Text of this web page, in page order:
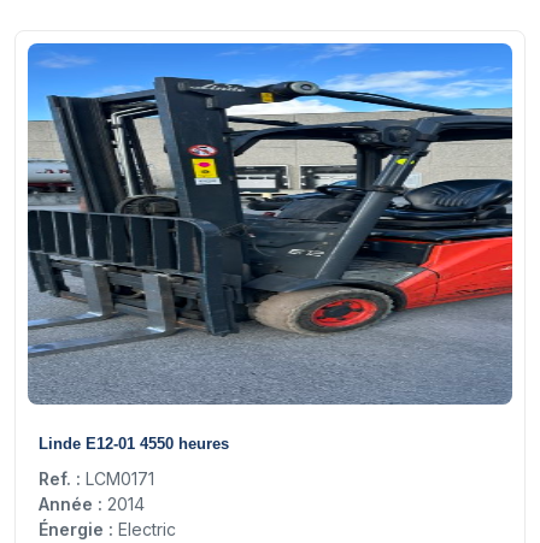
Linde E12-01 4550 heures
Ref. : LCM0171
Année : 2014
Énergie : Electric